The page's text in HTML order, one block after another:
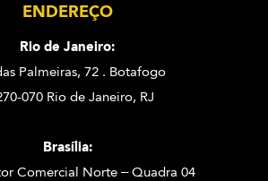
ENDEREÇO
Rio de Janeiro:
Palmeiras, 72 . Botafogo
070 Rio de Janeiro, RJ
Brasília:
Comercial Norte – Quadra 04